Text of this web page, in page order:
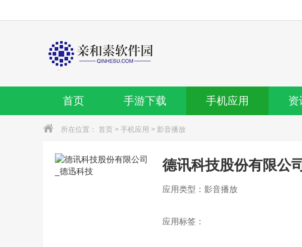
首页 手游下载 手机应用 资
所在位置： 首页 > 手机应用 > 影音播放
德讯科技股份有限公
应用类型：影音播放
应用标签：